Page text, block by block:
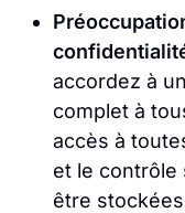
accordez à
complet à
accès à
et le contrôle
être